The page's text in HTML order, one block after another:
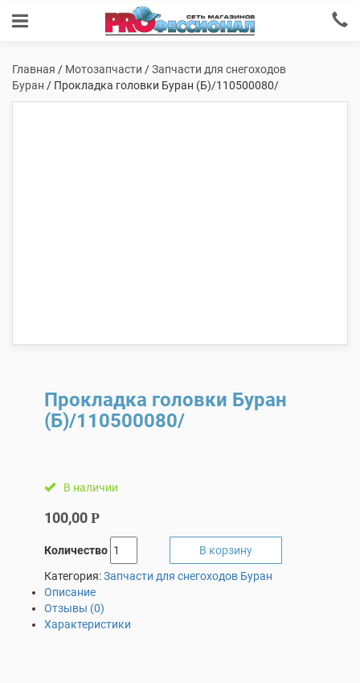
Главная / Мотозапчасти /Запчасти для снегоходов
Буран / Прокладка головки Буран (Б)/110500080/
Прокладка головки Буран
(Б)/110500080/
В наличии
100,00 Р
Количество
В корзину
Категория:Запчасти для снегоходов Буран
Описание
Отзывы (0)
Характеристики